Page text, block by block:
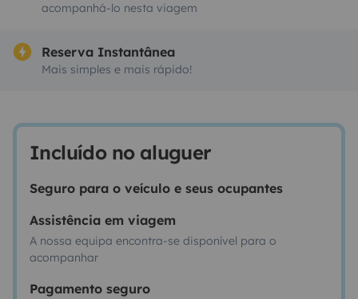
acompanhá-lo nesta viagem
Reserva Instantânea
Mais simples e mais rápido!
Incluído no aluguer
Seguro para o veículo e seus ocupantes
Assistência em viagem
A nossa equipa encontra-se disponível para o
acompanhar
Pagamento seguro